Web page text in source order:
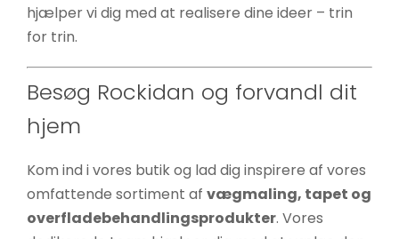
hjælper vi dig med at realisere dine ideer – trin
for trin.
Besøg Rockidan og forvandl dit
hjem
Kom ind i vores butik og lad dig inspirere af vores
omfattende sortiment af vægmaling, tapet og
overfladebehandlingsprodukter. Vores